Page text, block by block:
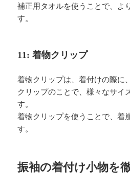
補正用タオルを使うことで、よ
す。
11: 着物クリップ
着物クリップは、着付けの際に
クリップのことで、様々なサイ
す。
着物クリップを使うことで、着
す。
振袖の着付け小物を